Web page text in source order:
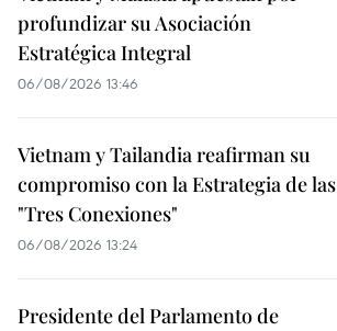
profundizar su Asociación
Estratégica Integral
06/08/2026 13:46
Vietnam y Tailandia reafirman su
compromiso con la Estrategia de las
"Tres Conexiones"
06/08/2026 13:24
Presidente del Parlamento de